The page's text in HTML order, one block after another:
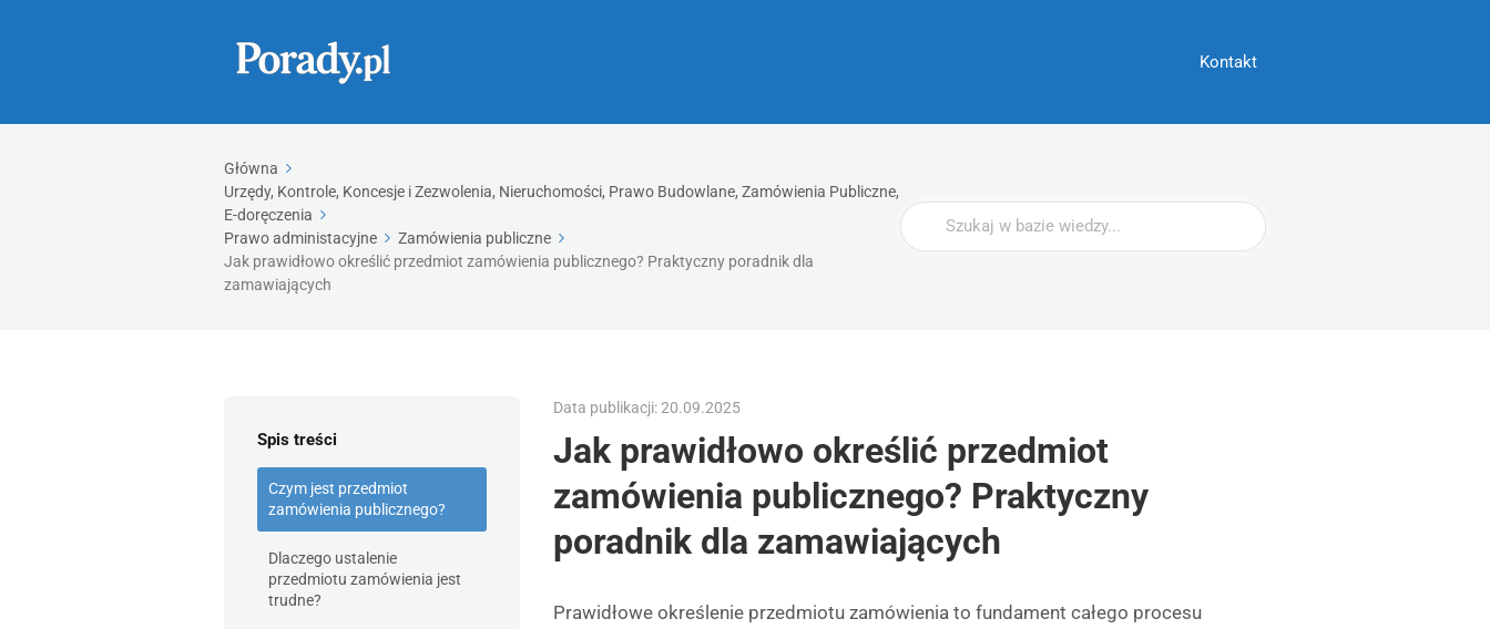
Kontakt
Główna
Urzędy, Kontrole, Koncesje i Zezwolenia, Nieruchomości, Prawo Budowlane, Zamówienia Publiczne,
E-doręczenia
Prawo administacyjne
Zamówienia publiczne
Jak prawidłowo określić przedmiot zamówienia publicznego? Praktyczny poradnik dla
zamawiających
Wyszukaj
Spis treści
Czym jest przedmiot
zamówienia publicznego?
Dlaczego ustalenie
przedmiotu zamówienia jest
trudne?
Data publikacji: 20.09.2025
Jak prawidłowo określić przedmiot
zamówienia publicznego? Praktyczny
poradnik dla zamawiających
Prawidłowe określenie przedmiotu zamówienia to fundament całego procesu